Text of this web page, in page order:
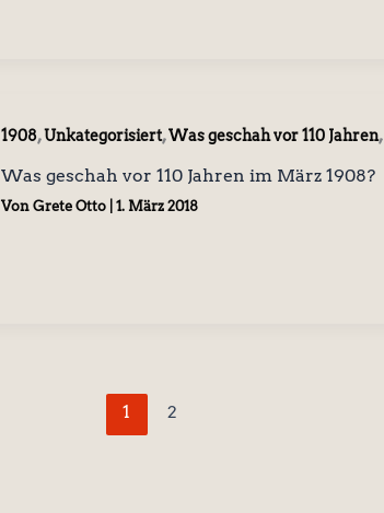
1908,Unkategorisiert,Was geschah vor 110 Jahren,
Was geschah vor 110 Jahren im März 1908?
Von Grete Otto 1. März 2018
1 2